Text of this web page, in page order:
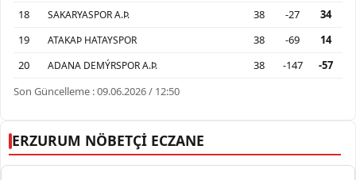
18
SAKARYASPOR A.Þ. 38 -27
34
19
ATAKAÞ HATAYSPOR 38 -69
14
20
ADANA DEMÝRSPOR A.Þ. 38 -147
-57
Son Güncelleme : 09.06.2026 / 12:50
ERZURUM NÖBETÇİ ECZANE